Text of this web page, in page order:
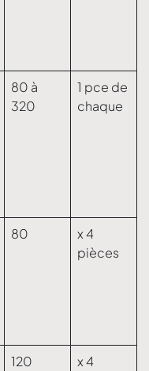
80 à
320
1 pce de
chaque
80
x 4
pièces
120
x 4